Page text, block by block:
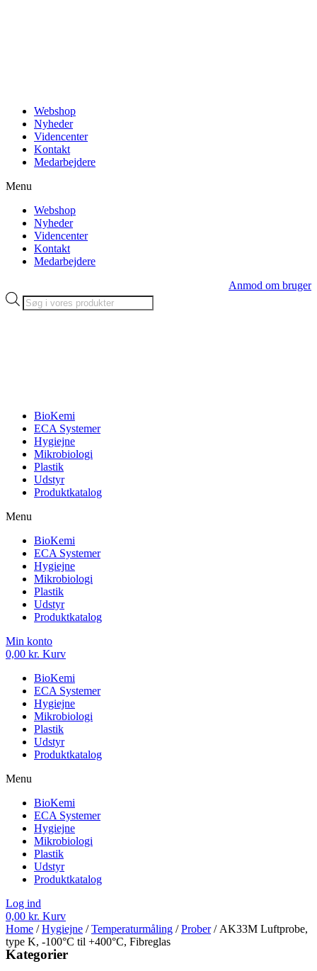
Webshop
Nyheder
Videncenter
Kontakt
Medarbejdere
Menu
Webshop
Nyheder
Videncenter
Kontakt
Medarbejdere
Anmod om bruger
Products
search
BioKemi
ECA Systemer
Hygiejne
Mikrobiologi
Plastik
Udstyr
Produktkatalog
Menu
BioKemi
ECA Systemer
Hygiejne
Mikrobiologi
Plastik
Udstyr
Produktkatalog
Min konto
0,00 kr. Kurv
BioKemi
ECA Systemer
Hygiejne
Mikrobiologi
Plastik
Udstyr
Produktkatalog
Menu
BioKemi
ECA Systemer
Hygiejne
Mikrobiologi
Plastik
Udstyr
Produktkatalog
Log ind
0,00 kr. Kurv
Home /Hygiejne /Temperaturmåling /Prober/ AK33M Luftprobe,
type K, -100°C til +400°C, Fibreglas
Kategorier